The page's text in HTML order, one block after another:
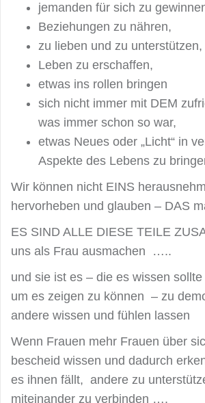
jemanden für sich zu
Beziehungen zu nähren,
zu lieben und zu unterstützen,
Leben zu erschaffen,
etwas ins rollen bringen
sich nicht immer mit DEM
was immer schon so war,
etwas Neues oder „Licht“ in
Aspekte des Lebens zu
Wir können nicht EINS
hervorheben und glauben – DAS
ES SIND ALLE DIESE TEILE
uns als Frau ausmachen …..
und sie ist es – die es wissen
um es zeigen zu können – zu
andere wissen und fühlen lassen
Wenn Frauen mehr Frauen über
bescheid wissen und dadurch
es ihnen fällt, andere zu
miteinander zu verbinden ….